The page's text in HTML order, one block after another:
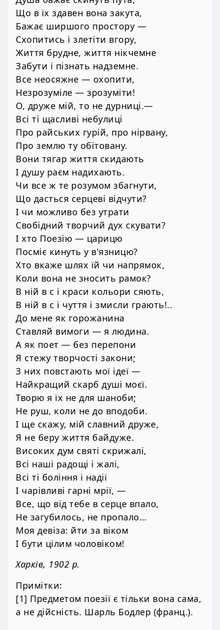
Що в їх здавен вона закута,
Бажає ширшого простору —
Схопитись і злетіти вгору,
Життя брудне, життя нікчемне
Забути і пізнать надземне.
Все неосяжне — охопити,
Незрозуміле — зрозуміти!
О, друже мій, то не дурниці.—
Всі ті щасливі небулиці
Про райських гурій, про нірвану,
Про землю ту обітовану.
Вони тягар життя скидають
І душу раєм надихають.
Чи все ж те розумом збагнути,
Що дасться серцеві відчути?
І чи можливо без утрати
Свобідний творчий дух скувати?
І хто Поезію — царицю
Посміє кинуть у в'язницю?
Хто вкаже шлях їй чи напрямок,
Коли вона не зносить рамок?
В ній в с і краси кольори сяють,
В ній в с і чуття і змисли грають!..
До мене як горожанина
Ставляй вимоги — я людина.
А як поет — без перепони
Я стежу творчості закони;
З них повстають мої ідеї —
Найкращий скарб душі моєї.
Творю я їх не для шаноби;
Не руш, коли не до вподоби.
І ще скажу, мій славний друже,
Я не беру життя байдуже.
Високих дум святі скрижалі,
Всі наші радощі і жалі,
Всі ті боління і надії
І чарівливі гарні мрії, —
Все, що від тебе в серце впало,
Не загубилось, не пропало…
Моя девіза: йти за віком
І бути цілим чоловіком!
Харків, 1902 р.
Примітки:
[1] Предметом поезії є тільки вона сама,
а не дійсність. Шарль Бодлер (франц.).